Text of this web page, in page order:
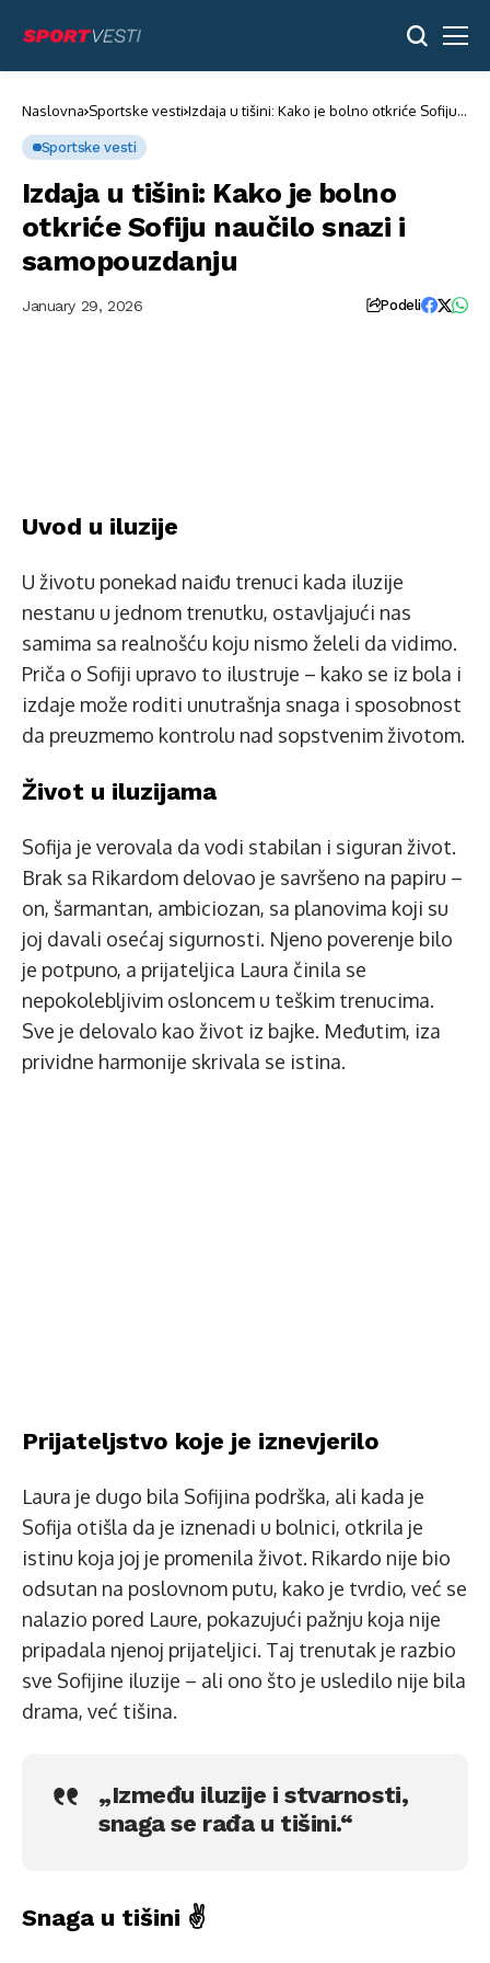
Naslovna Sportske vesti Izdaja u tišini: Kako je bolno otkriće Sofiju
Sportske vesti
Izdaja u tišini: Kako je bolno
otkriće Sofiju naučilo snazi i
samopouzdanju
January 29, 2026 Podeli
Uvod u iluzije
U životu ponekad naiđu trenuci kada iluzije
nestanu u jednom trenutku, ostavljajući nas
samima sa realnošću koju nismo želeli da vidimo.
Priča o Sofiji upravo to ilustruje – kako se iz bola i
izdaje može roditi unutrašnja snaga i sposobnost
da preuzmemo kontrolu nad sopstvenim životom.
Život u iluzijama
Sofija je verovala da vodi stabilan i siguran život.
Brak sa Rikardom delovao je savršeno na papiru –
on, šarmantan, ambiciozan, sa planovima koji su
joj davali osećaj sigurnosti. Njeno poverenje bilo
je potpuno, a prijateljica Laura činila se
nepokolebljivim osloncem u teškim trenucima.
Sve je delovalo kao život iz bajke. Međutim, iza
prividne harmonije skrivala se istina.
Prijateljstvo koje je iznevjerilo
Laura je dugo bila Sofijina podrška, ali kada je
Sofija otišla da je iznenadi u bolnici, otkrila je
istinu koja joj je promenila život. Rikardo nije bio
odsutan na poslovnom putu, kako je tvrdio, već se
nalazio pored Laure, pokazujući pažnju koja nije
pripadala njenoj prijateljici. Taj trenutak je razbio
sve Sofijine iluzije – ali ono što je usledilo nije bila
drama, već tišina.
„Između iluzije i stvarnosti,
snaga se rađa u tišini.“
Snaga u tišini ✌️